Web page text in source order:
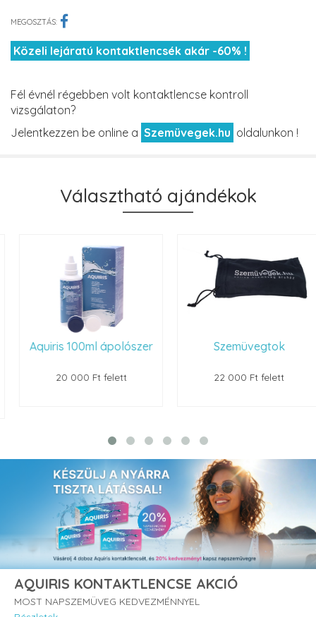
MEGOSZTÁS:
Közeli lejáratú kontaktlencsék akár -60% !
Fél évnél régebben volt kontaktlencse kontroll
vizsgálaton?
Jelentkezzen be online a Szemüvegek.hu oldalunkon !
Választható ajándékok
Aquiris 100ml ápolószer
20 000 Ft felett
Szemüvegtok
22 000 Ft felett
AQUIRIS KONTAKTLENCSE AKCIÓ
MOST NAPSZEMÜVEG KEDVEZMÉNNYEL